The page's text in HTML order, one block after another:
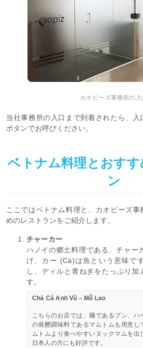
カオピーズ事務所の入
当社事務所の入口まで到着されたら、入
ボタンでお呼びください。
ベトナム料理とおす
ン
ここではベトナム料理と、カオピーズ
めのレストランをご紹介します。
チャーカー
ハノイの郷土料理である、チャー
げ、カー (Cá)は魚という意味で
し、ディルと青ねぎをたっぷり
す。
Chả Cá Anh Vũ – Mỗ Lao
こちらのお店では、麺であるブン、
の発酵調味料であるマムトムも用意し
ムトムより食べやすいヌックマムを出
日本人の方にも好評です。